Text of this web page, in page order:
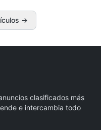
→
clasificados más
e intercambia todo